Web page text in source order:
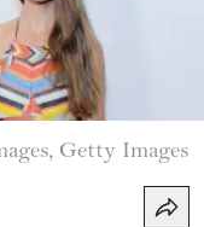
Getty Images